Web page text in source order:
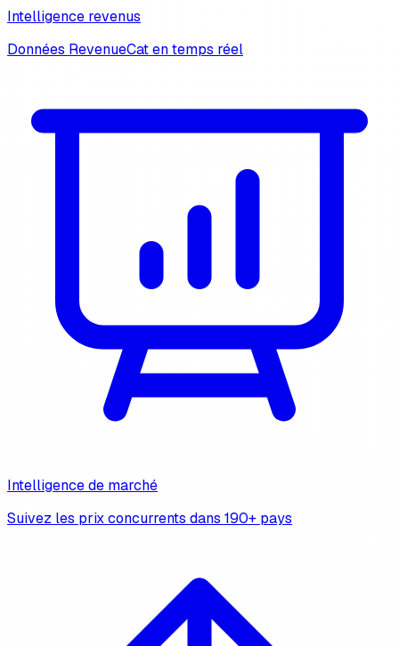
Intelligence revenus
Données RevenueCat en temps réel
Intelligence de marché
Suivez les prix concurrents dans 190+ pays